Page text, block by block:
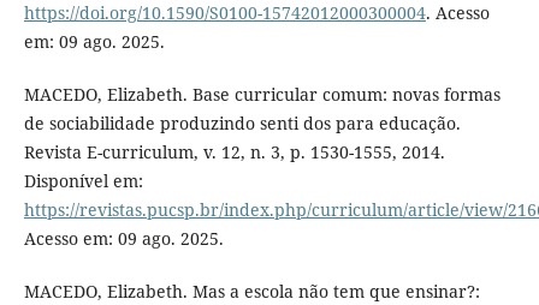
https://doi.org/10.1590/S0100-15742012000300004. Acesso
em: 09 ago. 2025.
MACEDO, Elizabeth. Base curricular comum: novas formas
de sociabilidade produzindo senti dos para educação.
Revista E-curriculum, v. 12, n. 3, p. 1530-1555, 2014.
Disponível em:
https://revistas.pucsp.br/index.php/curriculum/article/view/
Acesso em: 09 ago. 2025.
MACEDO, Elizabeth. Mas a escola não tem que ensinar?: